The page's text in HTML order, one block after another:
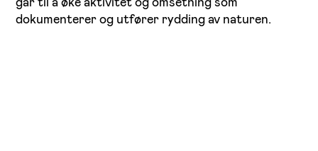
dokumenterer og utfører rydding av naturen.